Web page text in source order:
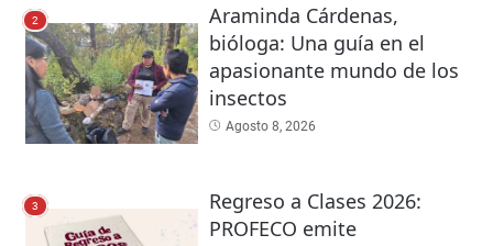
2
Araminda Cárdenas,
bióloga: Una guía en el
apasionante mundo de los
insectos
Agosto 8, 2026
3
Regreso a Clases 2026:
PROFECO emite